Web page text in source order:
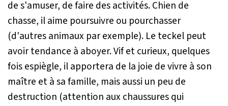
de s'amuser, de faire des activités. Chien de
chasse, il aime poursuivre ou pourchasser
(d'autres animaux par exemple). Le teckel peut
avoir tendance à aboyer. Vif et curieux, quelques
fois espiègle, il apportera de la joie de vivre à son
maître et à sa famille, mais aussi un peu de
destruction (attention aux chaussures qui